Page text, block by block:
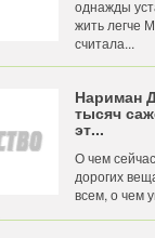
однажды
жить легче
считала...
Нариман
тысяч
эт...
О чем
дорогих
всем, о чем